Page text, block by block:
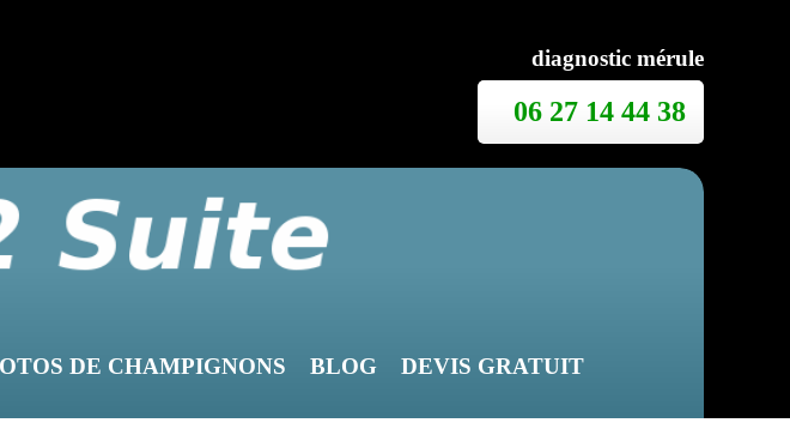
diagnostic mérule
06 27 14 44 38
DE CHAMPIGNONS BLOG DEVIS GRATUIT